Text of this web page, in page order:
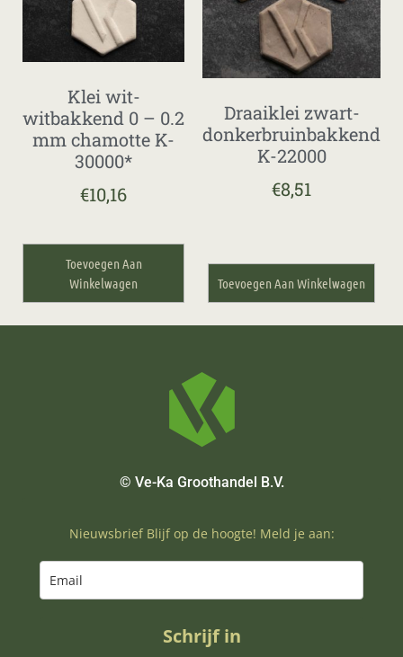
Klei wit-
witbakkend 0 – 0.2
mm chamotte K-
30000*
€10,16
Toevoegen Aan
Winkelwagen
Draaiklei zwart-
donkerbruinbakkend
K-22000
€8,51
Toevoegen Aan Winkelwagen
© Ve-Ka Groothandel B.V.
Nieuwsbrief Blijf op de hoogte! Meld je aan:
Schrijf in